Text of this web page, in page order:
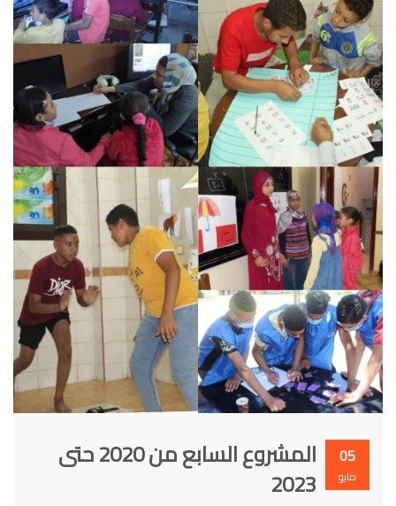
05
مايو
المشروع السابع من 2020 حتى
2023